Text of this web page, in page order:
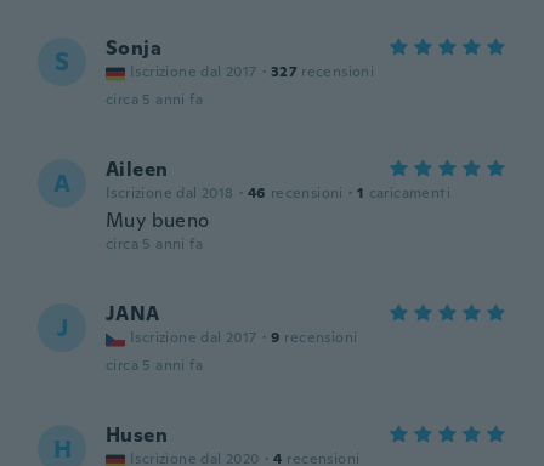
S Sonja
Iscrizione dal 2017 · 327 recensioni
circa 5 anni fa
A Aileen
Iscrizione dal 2018 · 46 recensioni · 1 caricamenti
Muy bueno
circa 5 anni fa
J JANA
Iscrizione dal 2017 · 9 recensioni
circa 5 anni fa
H Husen
Iscrizione dal 2020 · 4 recensioni